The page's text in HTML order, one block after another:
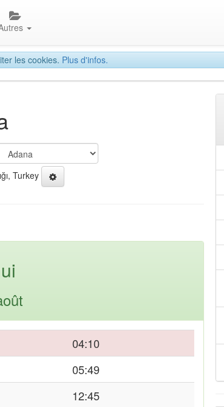
les cookies. Plus d'infos.
Turkey
04:10
05:49
12:45